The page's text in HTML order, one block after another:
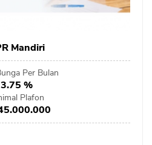
Mandiri
Per Bulan
3.75 %
Plafon